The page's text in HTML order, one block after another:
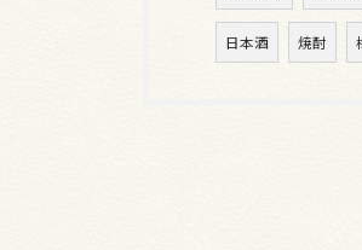
日本酒 焼酎